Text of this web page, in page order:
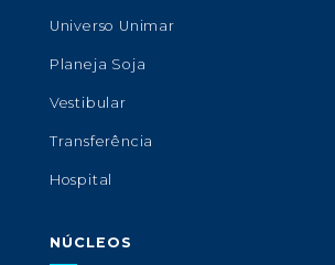
Universo Unimar
Planeja Soja
Vestibular
Transferência
Hospital
NÚCLEOS